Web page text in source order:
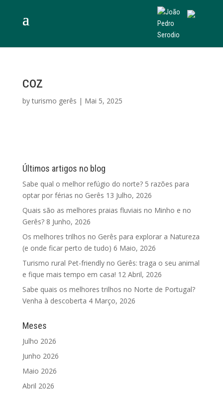
coz
byturismo gerês | Mai 5, 2025
Últimos artigos no blog
Sabe qual o melhor refúgio do norte? 5 razões para
optar por férias no Gerês 13 Julho, 2026
Quais são as melhores praias fluviais no Minho e no
Gerês? 8 Junho, 2026
Os melhores trilhos no Gerês para explorar a Natureza
(e onde ficar perto de tudo) 6 Maio, 2026
Turismo rural Pet-friendly no Gerês: traga o seu animal
e fique mais tempo em casa! 12 Abril, 2026
Sabe quais os melhores trilhos no Norte de Portugal?
Venha à descoberta 4 Março, 2026
Meses
Julho 2026
Junho 2026
Maio 2026
Abril 2026